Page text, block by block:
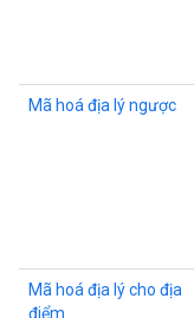
Mã hoá địa lý ngược
Mã hoá địa lý cho địa
điểm